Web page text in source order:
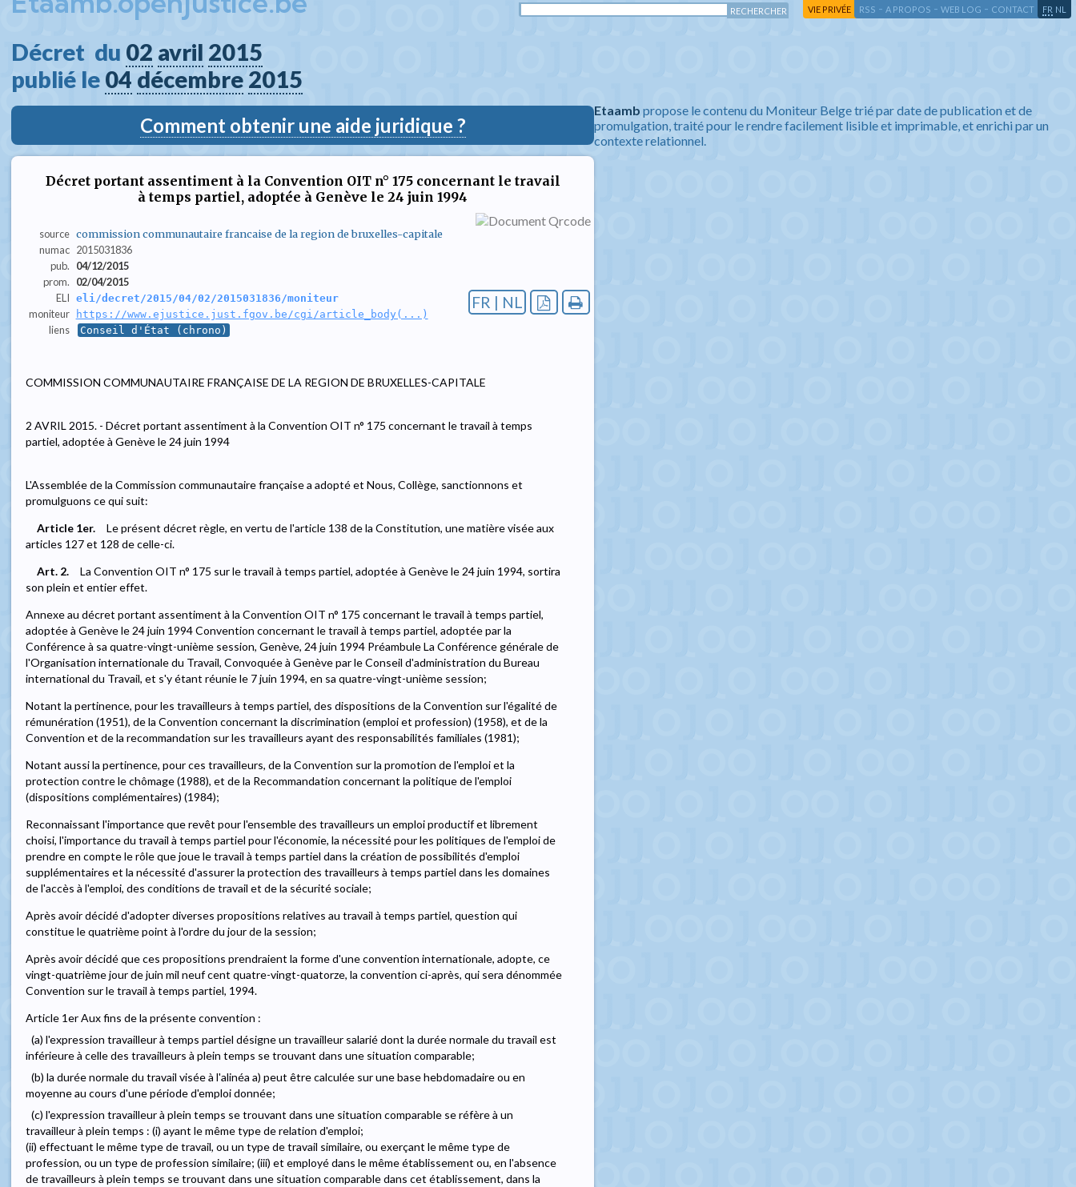
VIE PRIVÉE RSS - A PROPOS - WEB LOG - CONTACT FR NL
Décret  du 02 avril 2015
publié le 04 décembre 2015
Comment obtenir une aide juridique ?
Décret portant assentiment à la Convention OIT n° 175 concernant le travail
à temps partiel, adoptée à Genève le 24 juin 1994
source commission communautaire francaise de la region de bruxelles-capitale
numac 2015031836
pub.
04/12/2015
prom.
02/04/2015
ELI eli/decret/2015/04/02/2015031836/moniteur
moniteur https://www.ejustice.just.fgov.be/cgi/article_body(...)
liens Conseil d'État (chrono)
FR | NL
COMMISSION COMMUNAUTAIRE FRANÇAISE DE LA REGION DE BRUXELLES-CAPITALE
2 AVRIL 2015. - Décret portant assentiment à la Convention OIT n° 175 concernant le travail à temps
partiel, adoptée à Genève le 24 juin 1994
L'Assemblée de la Commission communautaire française a adopté et Nous, Collège, sanctionnons et
promulguons ce qui suit:
Article 1er.
Le présent décret règle, en vertu de l'article 138 de la Constitution, une matière visée aux
articles 127 et 128 de celle-ci.
Art. 2.
La Convention OIT n° 175 sur le travail à temps partiel, adoptée à Genève le 24 juin 1994, sortira
son plein et entier effet.
Annexe au décret portant assentiment à la Convention OIT n° 175 concernant le travail à temps partiel,
adoptée à Genève le 24 juin 1994 Convention concernant le travail à temps partiel, adoptée par la
Conférence à sa quatre-vingt-unième session, Genève, 24 juin 1994 Préambule La Conférence générale de
l'Organisation internationale du Travail, Convoquée à Genève par le Conseil d'administration du Bureau
international du Travail, et s'y étant réunie le 7 juin 1994, en sa quatre-vingt-unième session;
Notant la pertinence, pour les travailleurs à temps partiel, des dispositions de la Convention sur l'égalité de
rémunération (1951), de la Convention concernant la discrimination (emploi et profession) (1958), et de la
Convention et de la recommandation sur les travailleurs ayant des responsabilités familiales (1981);
Notant aussi la pertinence, pour ces travailleurs, de la Convention sur la promotion de l'emploi et la
protection contre le chômage (1988), et de la Recommandation concernant la politique de l'emploi
(dispositions complémentaires) (1984);
Reconnaissant l'importance que revêt pour l'ensemble des travailleurs un emploi productif et librement
choisi, l'importance du travail à temps partiel pour l'économie, la nécessité pour les politiques de l'emploi de
prendre en compte le rôle que joue le travail à temps partiel dans la création de possibilités d'emploi
supplémentaires et la nécessité d'assurer la protection des travailleurs à temps partiel dans les domaines
de l'accès à l'emploi, des conditions de travail et de la sécurité sociale;
Après avoir décidé d'adopter diverses propositions relatives au travail à temps partiel, question qui
constitue le quatrième point à l'ordre du jour de la session;
Après avoir décidé que ces propositions prendraient la forme d'une convention internationale, adopte, ce
vingt-quatrième jour de juin mil neuf cent quatre-vingt-quatorze, la convention ci-après, qui sera dénommée
Convention sur le travail à temps partiel, 1994.
Article 1er Aux fins de la présente convention :
(a) l'expression travailleur à temps partiel désigne un travailleur salarié dont la durée normale du travail est
inférieure à celle des travailleurs à plein temps se trouvant dans une situation comparable;
(b) la durée normale du travail visée à l'alinéa a) peut être calculée sur une base hebdomadaire ou en
moyenne au cours d'une période d'emploi donnée;
(c) l'expression travailleur à plein temps se trouvant dans une situation comparable se réfère à un
travailleur à plein temps : (i) ayant le même type de relation d'emploi;
(ii) effectuant le même type de travail, ou un type de travail similaire, ou exerçant le même type de
profession, ou un type de profession similaire; (iii) et employé dans le même établissement ou, en l'absence
de travailleurs à plein temps se trouvant dans une situation comparable dans cet établissement, dans la
Etaamb propose le contenu du Moniteur Belge trié par date de publication et de
promulgation, traité pour le rendre facilement lisible et imprimable, et enrichi par un
contexte relationnel.